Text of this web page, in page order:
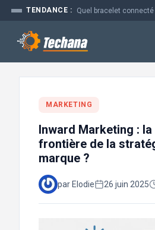
Aller
contenu
TENDANCE :
MARKETING
Inward Marketing :
frontière de la
marque ?
par Elodie 26 juin 2025